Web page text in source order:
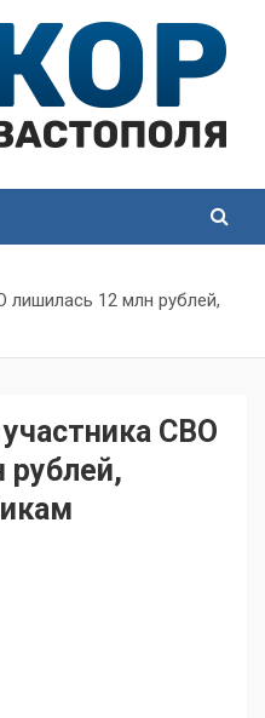
лишилась 12 млн рублей,
СВО
рублей,